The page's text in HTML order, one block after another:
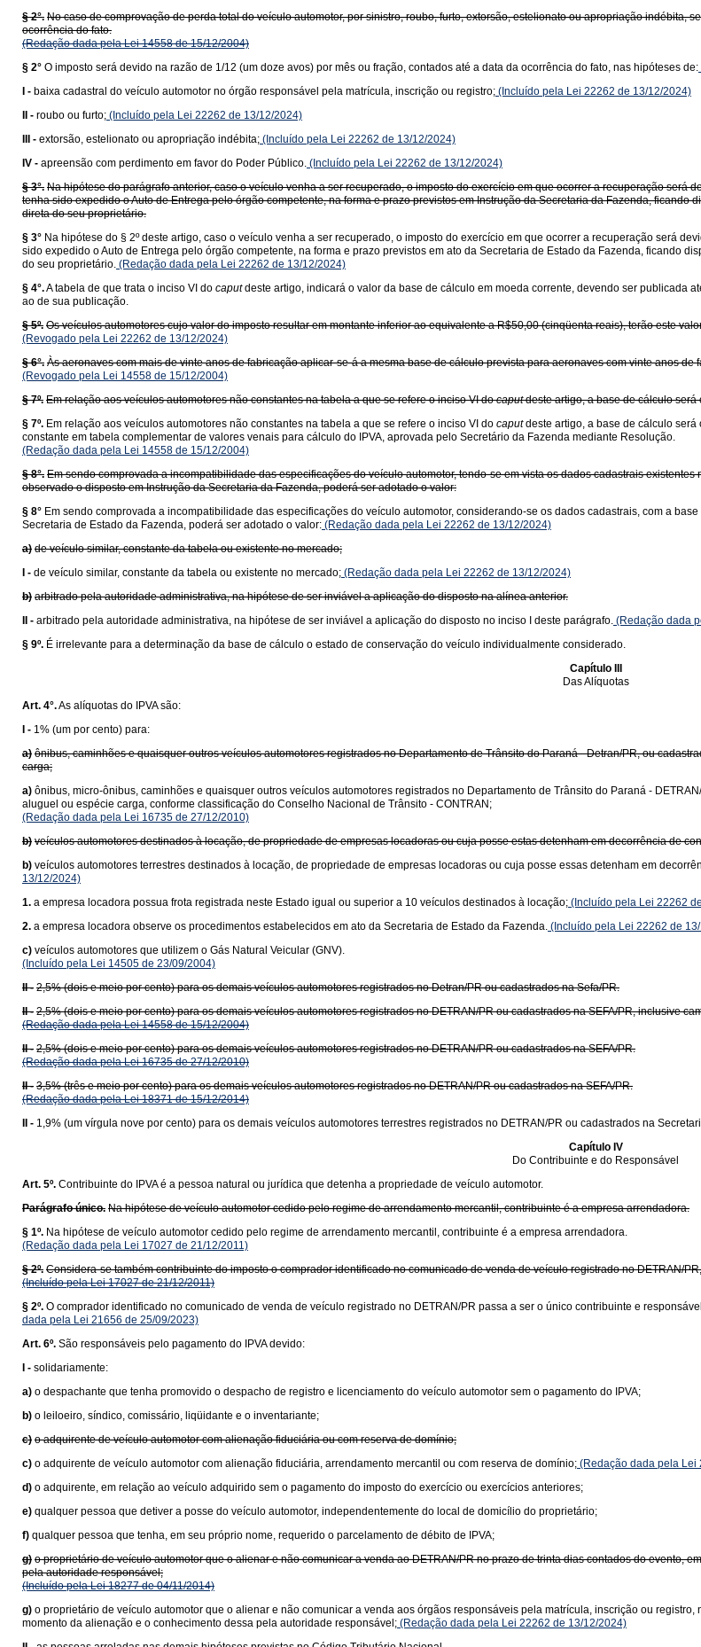
§ 2°. No caso de comprovação de perda total do veículo automotor, por sinistro, roubo, furto, extorsão, estelionato ou apropriação indébita,
ocorrência do fato.
(Redação dada pela Lei 14558 de 15/12/2004)
§ 2° O imposto será devido na razão de 1/12 (um doze avos) por mês ou fração, contados até a data da ocorrência do fato, nas hipóteses de:
I - baixa cadastral do veículo automotor no órgão responsável pela matrícula, inscrição ou registro; (Incluído pela Lei 22262 de 13/12/2024)
II - roubo ou furto; (Incluído pela Lei 22262 de 13/12/2024)
III - extorsão, estelionato ou apropriação indébita; (Incluído pela Lei 22262 de 13/12/2024)
IV - apreensão com perdimento em favor do Poder Público. (Incluído pela Lei 22262 de 13/12/2024)
§ 3°. Na hipótese do parágrafo anterior, caso o veículo venha a ser recuperado, o imposto do exercício em que ocorrer a recuperação será
tenha sido expedido o Auto de Entrega pelo órgão competente, na forma e prazo previstos em Instrução da Secretaria da Fazenda,
direta do seu proprietário.
§ 3° Na hipótese do § 2º deste artigo, caso o veículo venha a ser recuperado, o imposto do exercício em que ocorrer a recuperação será
sido expedido o Auto de Entrega pelo órgão competente, na forma e prazo previstos em ato da Secretaria de Estado da Fazenda, ficando
do seu proprietário. (Redação dada pela Lei 22262 de 13/12/2024)
§ 4°.A tabela de que trata o inciso VI do caputdeste artigo, indicará o valor da base de cálculo em moeda corrente, devendo ser publicada
ao de sua publicação.
§ 5º. Os veículos automotores cujo valor do imposto resultar em montante inferior ao equivalente a R$50,00 (cinqüenta reais), terão este
(Revogado pela Lei 22262 de 13/12/2024)
§ 6°. Às aeronaves com mais de vinte anos de fabricação aplicar-se-á a mesma base de cálculo prevista para aeronaves com vinte anos
(Revogado pela Lei 14558 de 15/12/2004)
§ 7º. Em relação aos veículos automotores não constantes na tabela a que se refere o inciso VI docaputdeste artigo, a base de cálculo
§ 7º. Em relação aos veículos automotores não constantes na tabela a que se refere o inciso VI do caputdeste artigo, a base de cálculo
constante em tabela complementar de valores venais para cálculo do IPVA, aprovada pelo Secretário da Fazenda mediante Resolução.
(Redação dada pela Lei 14558 de 15/12/2004)
§ 8°. Em sendo comprovada a incompatibilidade das especificações do veículo automotor, tendo-se em vista os dados cadastrais
observado o disposto em Instrução da Secretaria da Fazenda, poderá ser adotado o valor:
§ 8° Em sendo comprovada a incompatibilidade das especificações do veículo automotor, considerando-se os dados cadastrais, com a
Secretaria de Estado da Fazenda, poderá ser adotado o valor: (Redação dada pela Lei 22262 de 13/12/2024)
a) de veículo similar, constante da tabela ou existente no mercado;
I - de veículo similar, constante da tabela ou existente no mercado; (Redação dada pela Lei 22262 de 13/12/2024)
b) arbitrado pela autoridade administrativa, na hipótese de ser inviável a aplicação do disposto na alínea anterior.
II - arbitrado pela autoridade administrativa, na hipótese de ser inviável a aplicação do disposto no inciso I deste parágrafo. (Redação dada
§ 9º. É irrelevante para a determinação da base de cálculo o estado de conservação do veículo individualmente considerado.
Capítulo III
Das Alíquotas
Art. 4°.As alíquotas do IPVA são:
I - 1% (um por cento) para:
a) ônibus, caminhões e quaisquer outros veículos automotores registrados no Departamento de Trânsito do Paraná - Detran/PR, ou
carga;
a) ônibus, micro-ônibus, caminhões e quaisquer outros veículos automotores registrados no Departamento de Trânsito do Paraná -
aluguel ou espécie carga, conforme classificação do Conselho Nacional de Trânsito - CONTRAN;
(Redação dada pela Lei 16735 de 27/12/2010)
b) veículos automotores destinados à locação, de propriedade de empresas locadoras ou cuja posse estas detenham em decorrência de
b) veículos automotores terrestres destinados à locação, de propriedade de empresas locadoras ou cuja posse essas detenham em
13/12/2024)
1. a empresa locadora possua frota registrada neste Estado igual ou superior a 10 veículos destinados à locação; (Incluído pela Lei 22262
2. a empresa locadora observe os procedimentos estabelecidos em ato da Secretaria de Estado da Fazenda. (Incluído pela Lei 22262 de
c) veículos automotores que utilizem o Gás Natural Veicular (GNV).
(Incluído pela Lei 14505 de 23/09/2004)
II - 2,5% (dois e meio por cento) para os demais veículos automotores registrados no Detran/PR ou cadastrados na Sefa/PR.
II - 2,5% (dois e meio por cento) para os demais veículos automotores registrados no DETRAN/PR ou cadastrados na SEFA/PR, inclusive
(Redação dada pela Lei 14558 de 15/12/2004)
II - 2,5% (dois e meio por cento) para os demais veículos automotores registrados no DETRAN/PR ou cadastrados na SEFA/PR.
(Redação dada pela Lei 16735 de 27/12/2010)
II - 3,5% (três e meio por cento) para os demais veículos automotores registrados no DETRAN/PR ou cadastrados na SEFA/PR.
(Redação dada pela Lei 18371 de 15/12/2014)
II - 1,9% (um vírgula nove por cento) para os demais veículos automotores terrestres registrados no DETRAN/PR ou cadastrados na
Capítulo IV
Do Contribuinte e do Responsável
Art. 5º. Contribuinte do IPVA é a pessoa natural ou jurídica que detenha a propriedade de veículo automotor.
Parágrafo único. Na hipótese de veículo automotor cedido pelo regime de arrendamento mercantil, contribuinte é a empresa arrendadora.
§ 1º. Na hipótese de veículo automotor cedido pelo regime de arrendamento mercantil, contribuinte é a empresa arrendadora.
(Redação dada pela Lei 17027 de 21/12/2011)
§ 2º. Considera-se também contribuinte do imposto o comprador identificado no comunicado de venda de veículo registrado no DETRAN/
(Incluído pela Lei 17027 de 21/12/2011)
§ 2º. O comprador identificado no comunicado de venda de veículo registrado no DETRAN/PR passa a ser o único contribuinte e
dada pela Lei 21656 de 25/09/2023)
Art. 6º. São responsáveis pelo pagamento do IPVA devido:
I - solidariamente:
a) o despachante que tenha promovido o despacho de registro e licenciamento do veículo automotor sem o pagamento do IPVA;
b) o leiloeiro, síndico, comissário, liqüidante e o inventariante;
c) o adquirente de veículo automotor com alienação fiduciária ou com reserva de domínio;
c) o adquirente de veículo automotor com alienação fiduciária, arrendamento mercantil ou com reserva de domínio; (Redação dada pela Lei
d) o adquirente, em relação ao veículo adquirido sem o pagamento do imposto do exercício ou exercícios anteriores;
e) qualquer pessoa que detiver a posse do veículo automotor, independentemente do local de domicílio do proprietário;
f) qualquer pessoa que tenha, em seu próprio nome, requerido o parcelamento de débito de IPVA;
g) o proprietário de veículo automotor que o alienar e não comunicar a venda ao DETRAN/PR no prazo de trinta dias contados do evento,
pela autoridade responsável;
(Incluído pela Lei 18277 de 04/11/2014)
g) o proprietário de veículo automotor que o alienar e não comunicar a venda aos órgãos responsáveis pela matrícula, inscrição ou
momento da alienação e o conhecimento dessa pela autoridade responsável; (Redação dada pela Lei 22262 de 13/12/2024)